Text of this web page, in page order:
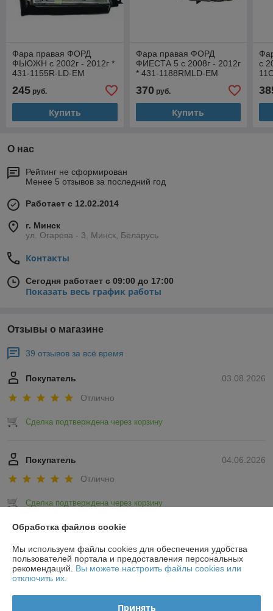
Фара правая ФОРД
ФЬЮЖН с 2002г - 2012г *
431-1155R-LD-EM
245 руб.
Купить
Фара правая ФОРД
ФИЕСТА 5 с 2008г - 2012г
* 431-1188RMLD-EM
370руб.
Купить
с
О нас
Рейтинг не сформирован
Менее 5 отзывов за последний год
Работает с 12.02.2014
г. Минск
ул. Огарева - 3, Минск, Беларусь
Контакты
Сегодня работает с 09:00 до 17:00
Показать весь график работы
Отзывы о магазине
39 отзывов за всё время
03.08.2026
Покупатель
Отлично
Сделка подтверждена через корзину
04.06.2026
Покупатель
Отлично
Сделка подтверждена через корзину
Показать все отзывы
О нас
Обработка файлов cookie
Мы используем файлы cookies для обеспечения удобства
пользователей портала и предоставления персональных
рекомендаций. Вы можете настроить файлы cookies или
отключить их.
Принять